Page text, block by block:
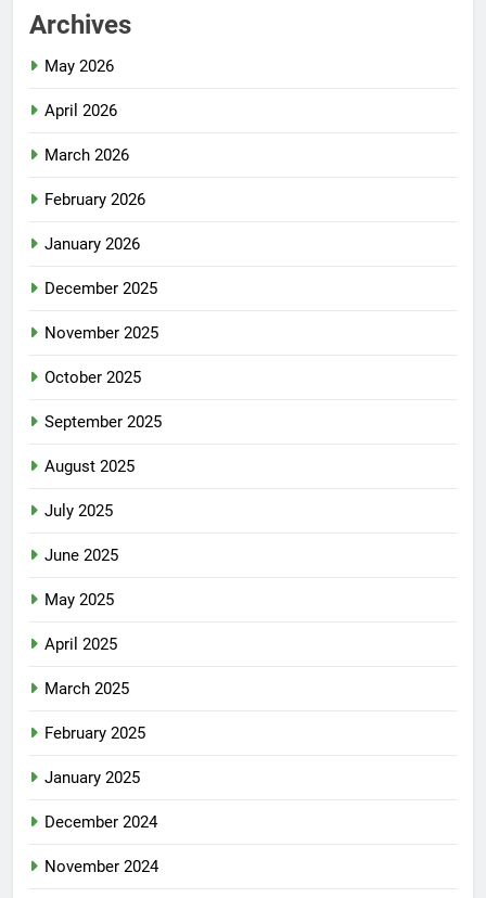
Archives
May 2026
April 2026
March 2026
February 2026
January 2026
December 2025
November 2025
October 2025
September 2025
August 2025
July 2025
June 2025
May 2025
April 2025
March 2025
February 2025
January 2025
December 2024
November 2024